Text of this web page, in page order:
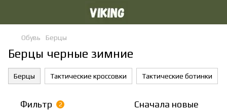
Обувь Берцы
Берцы черные зимние
Берцы Тактические кроссовки Тактические ботинки
Фильтр 2 Сначала новые